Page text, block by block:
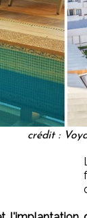
crédit :